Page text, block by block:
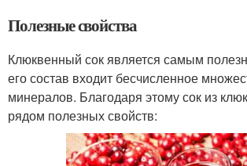
Полезные свойства
Клюквенный сок является самым
его состав входит бесчисленное
минералов. Благодаря этому сок из
рядом полезных свойств: